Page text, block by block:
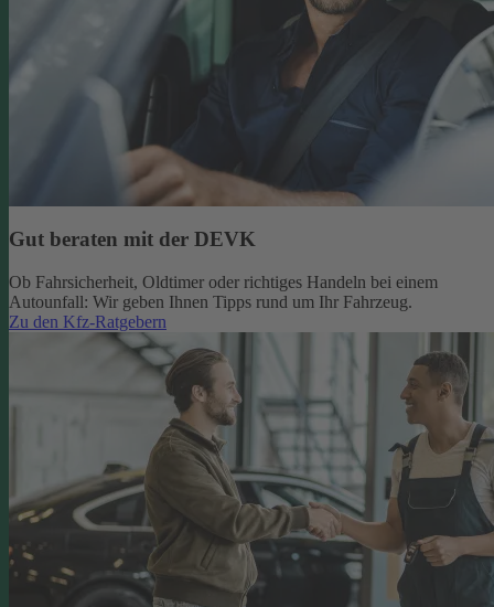
Gut beraten mit der DEVK
Ob Fahrsicherheit, Oldtimer oder richtiges Handeln bei einem
Autounfall: Wir geben Ihnen Tipps rund um Ihr Fahrzeug.
Zu den Kfz-Ratgebern